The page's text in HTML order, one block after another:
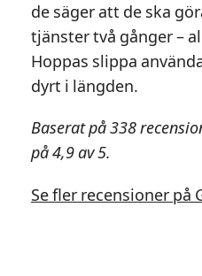
de säger att de ska
tjänster två gånger –
Hoppas slippa
dyrt i längden.
Baserat på 338
på 4,9 av 5.
Se fler recensioner på